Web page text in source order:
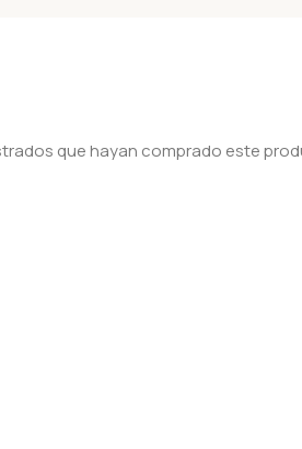
que hayan comprado este